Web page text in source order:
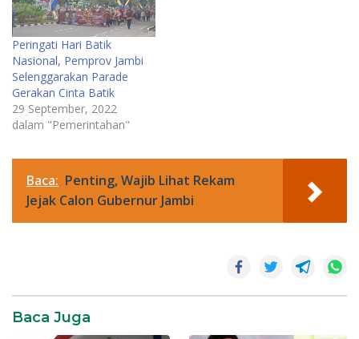
Peringati Hari Batik
Nasional, Pemprov Jambi
Selenggarakan Parade
Gerakan Cinta Batik
29 September, 2022
dalam "Pemerintahan"
Baca: Penting, Wajib Lihat Rekam
Jejak Calon Gubernur Jambi
Baca Juga